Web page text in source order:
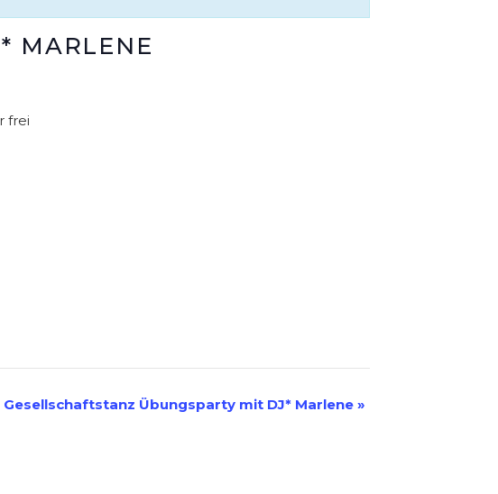
MARLENE
frei
Gesellschaftstanz Übungsparty mit DJ* Marlene »